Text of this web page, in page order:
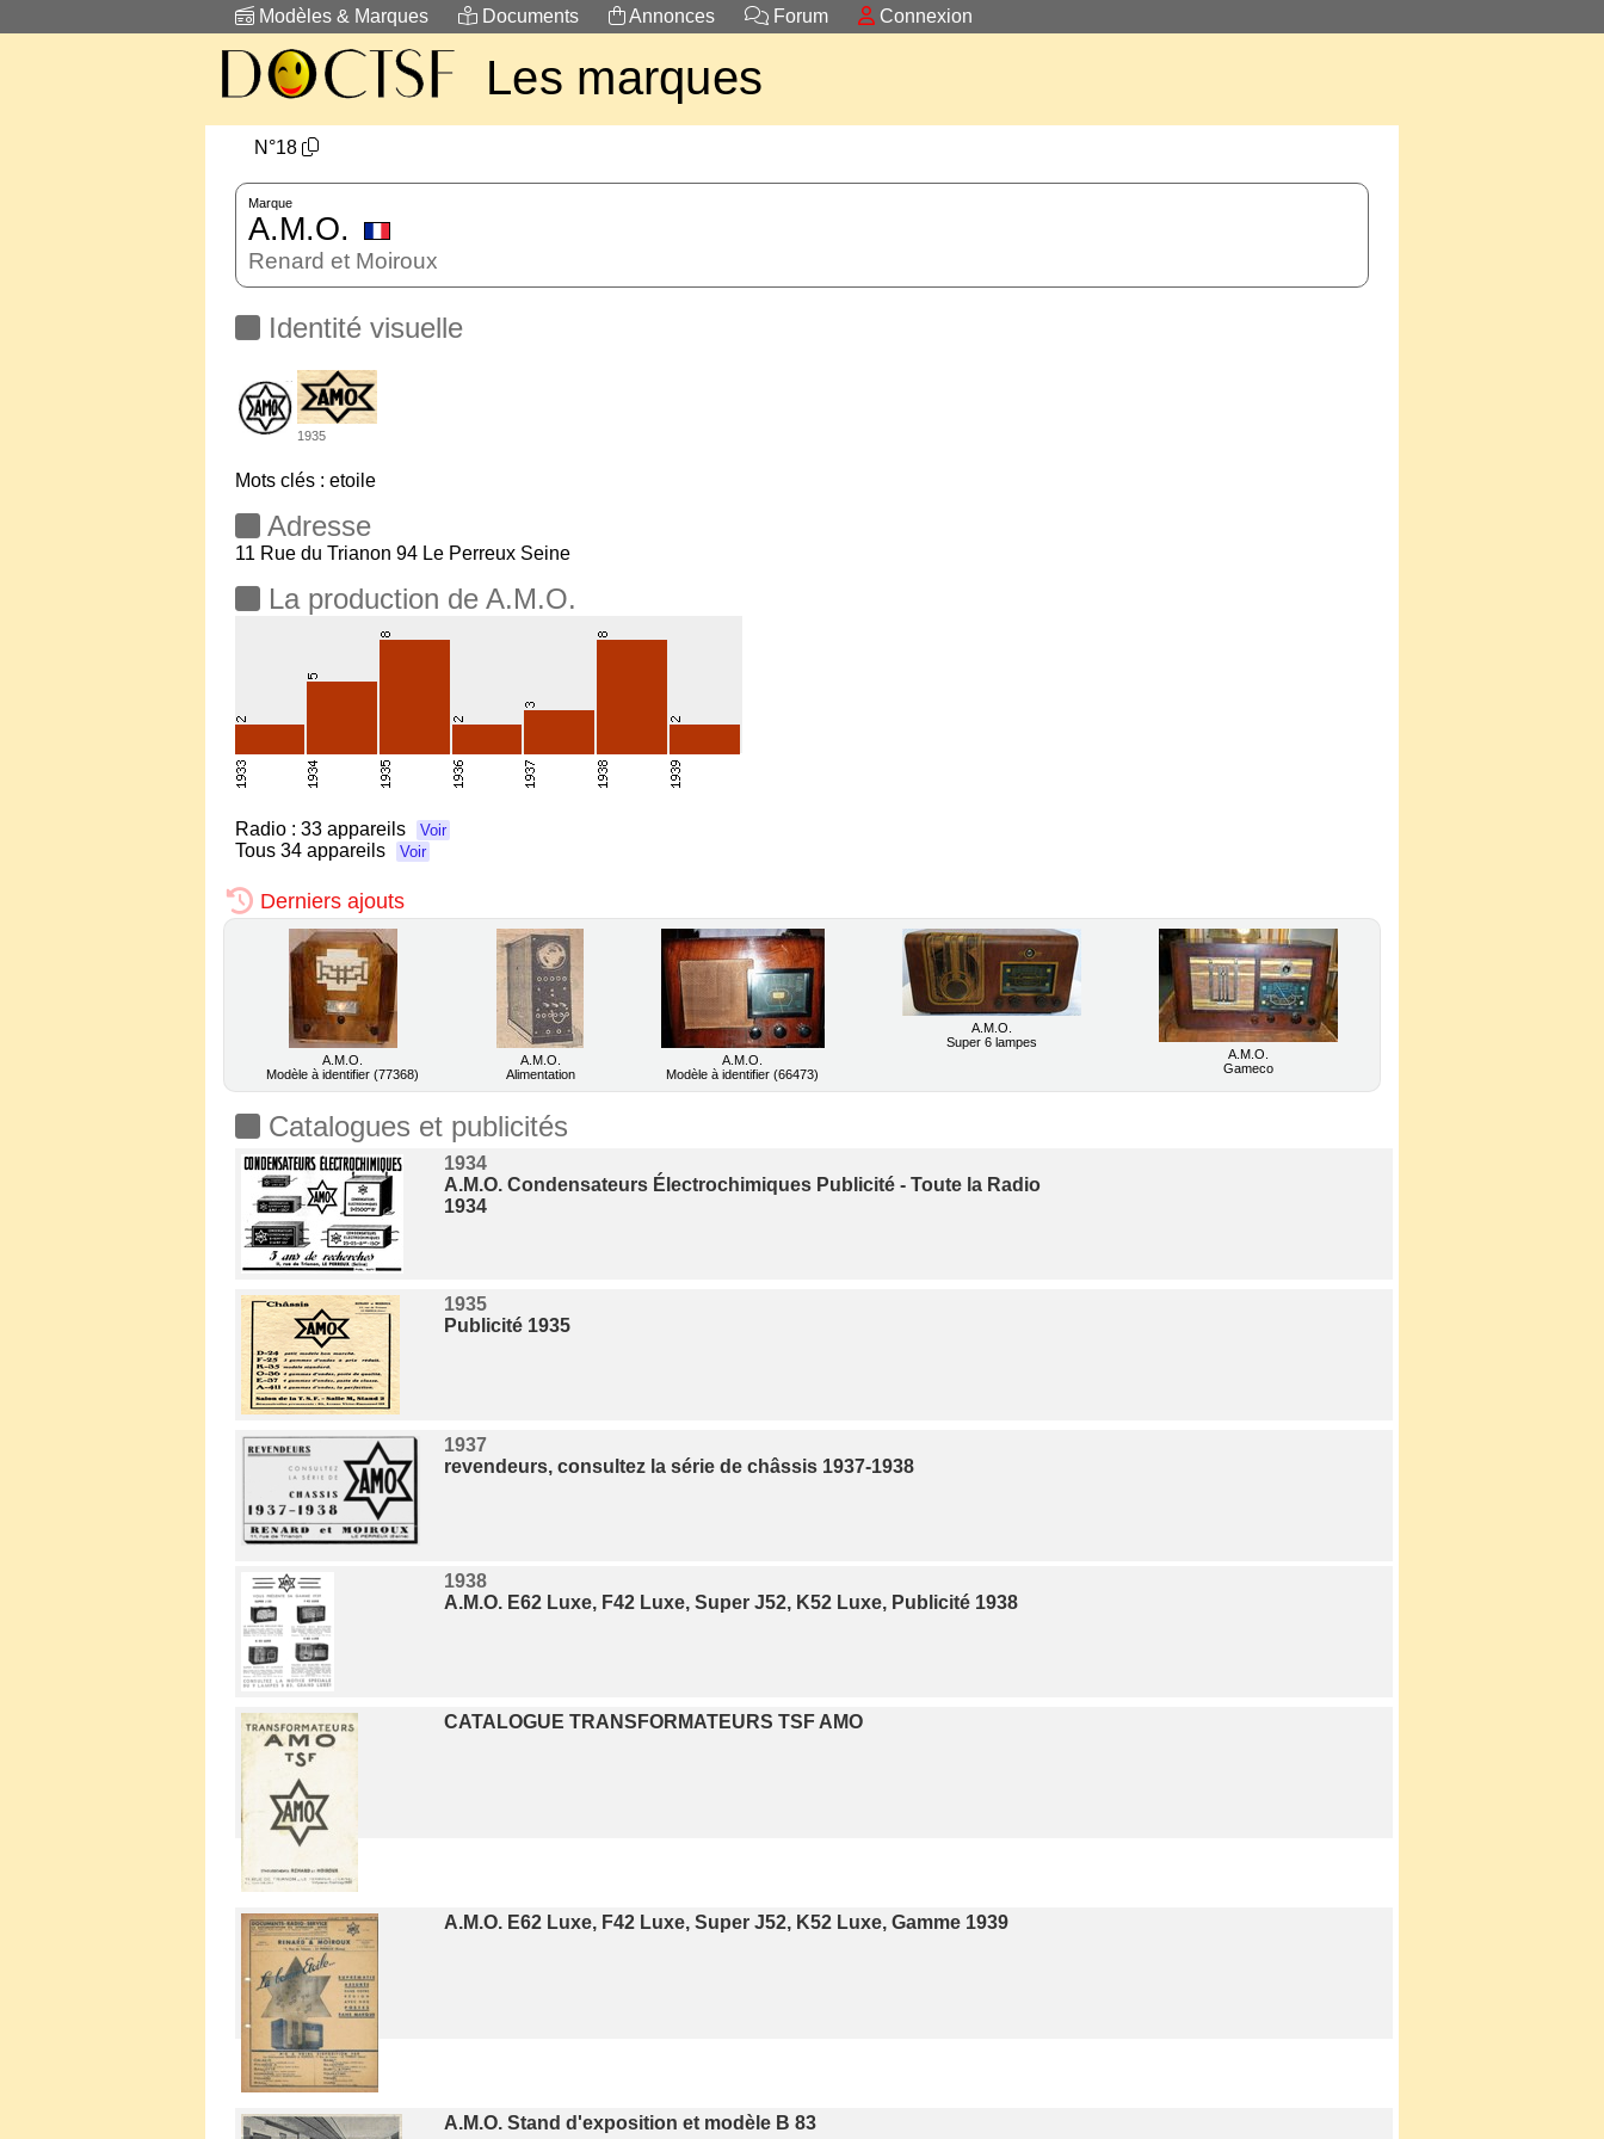
Modèles & Marques Documents Annonces Forum Connexion
Les marques
N°18
Marque
A.M.O.
Renard et Moiroux
Identité visuelle
1935
Mots clés : etoile
Adresse
11 Rue du Trianon 94 Le Perreux Seine
La production de A.M.O.
Radio : 33 appareils Voir
Tous 34 appareils Voir
Derniers ajouts
A.M.O.
Modèle à identifier (77368)
A.M.O.
Alimentation
A.M.O.
Modèle à identifier (66473)
A.M.O.
Super 6 lampes
A.M.O.
Gameco
Catalogues et publicités
1934
A.M.O. Condensateurs Électrochimiques Publicité - Toute la Radio
1934
1935
Publicité 1935
1937
revendeurs, consultez la série de châssis 1937-1938
1938
A.M.O. E62 Luxe, F42 Luxe, Super J52, K52 Luxe, Publicité 1938
CATALOGUE TRANSFORMATEURS TSF AMO
A.M.O. E62 Luxe, F42 Luxe, Super J52, K52 Luxe, Gamme 1939
A.M.O. Stand d'exposition et modèle B 83